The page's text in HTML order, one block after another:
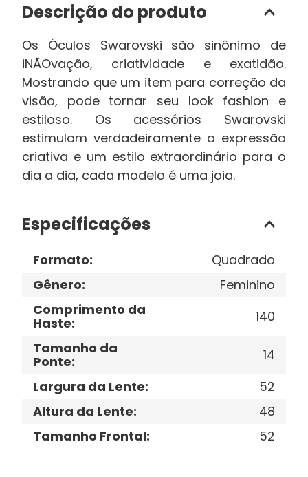
Descrição do produto
Os Óculos Swarovski são sinônimo de
iNÃOvação, criatividade e exatidão.
Mostrando que um item para correção da
visão, pode tornar seu look fashion e
estiloso. Os acessórios Swarovski
estimulam verdadeiramente a expressão
criativa e um estilo extraordinário para o
dia a dia, cada modelo é uma joia.
Especificações
Formato:
Quadrado
Gênero:
Feminino
Comprimento da
Haste:
140
Tamanho da
Ponte:
14
Largura da Lente:
52
Altura da Lente:
48
Tamanho Frontal: 52